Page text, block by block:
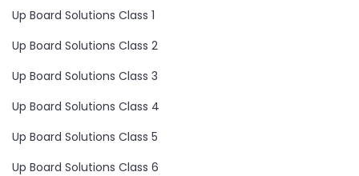
Up Board Solutions Class 1
Up Board Solutions Class 2
Up Board Solutions Class 3
Up Board Solutions Class 4
Up Board Solutions Class 5
Up Board Solutions Class 6